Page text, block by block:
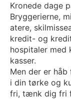
Kronede dage
Bryggerierne,
atere,
kredit- og
hospitaler med
kasser.
Men der er
i din tørke og
fri, tænk dig fri